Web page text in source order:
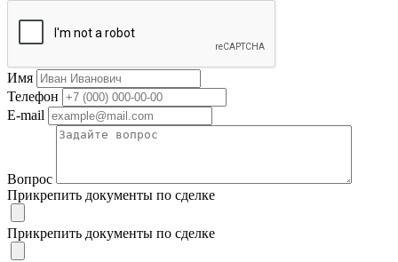
Имя
Телефон
E-mail
Вопрос
Прикрепить документы по сделке
Прикрепить документы по сделке